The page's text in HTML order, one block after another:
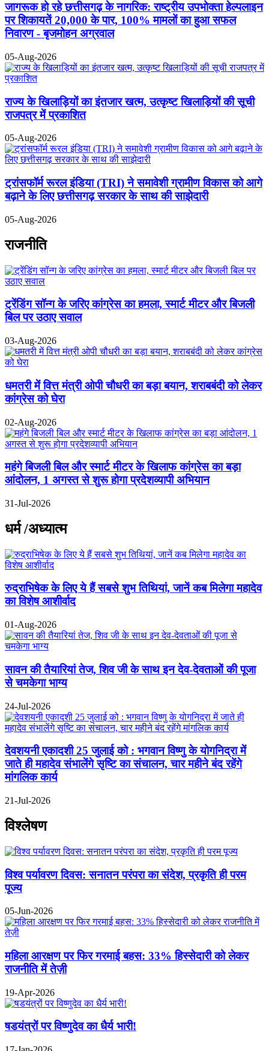
जागरूक हो रहे छत्तीसगढ़ के नागरिक: राष्ट्रीय उपभोक्ता हेल्पलाइन
पर शिकायतें 20,000 के पार, 100% मामलों का हुआ सफल
निवारण - बृजमोहन अग्रवाल
05-Aug-2026
राज्य के खिलाड़ियों का इंतजार खत्म, उत्कृष्ट खिलाड़ियों की सूची
राजपत्र में प्रकाशित
05-Aug-2026
ट्रांसफॉर्म रूरल इंडिया (TRI) ने समावेशी ग्रामीण विकास को आगे
बढ़ाने के लिए छत्तीसगढ़ सरकार के साथ की साझेदारी
05-Aug-2026
राजनीति
ट्रेंडिंग सॉन्ग के जरिए कांग्रेस का हमला, स्मार्ट मीटर और बिजली
बिल पर उठाए सवाल
03-Aug-2026
धमतरी में वित्त मंत्री ओपी चौधरी का बड़ा बयान, शराबबंदी को लेकर
कांग्रेस को घेरा
02-Aug-2026
महंगे बिजली बिल और स्मार्ट मीटर के खिलाफ कांग्रेस का बड़ा
आंदोलन, 1 अगस्त से शुरू होगा प्रदेशव्यापी अभियान
31-Jul-2026
धर्म /अध्यात्म
रुद्राभिषेक के लिए ये हैं सबसे शुभ तिथियां, जानें कब मिलेगा महादेव
का विशेष आशीर्वाद
01-Aug-2026
सावन की तैयारियां तेज, शिव जी के साथ इन देव-देवताओं की पूजा
से चमकेगा भाग्य
24-Jul-2026
देवशयनी एकादशी 25 जुलाई को : भगवान विष्णु के योगनिद्रा में
जाते ही महादेव संभालेंगे सृष्टि का संचालन, चार महीने बंद रहेंगे
मांगलिक कार्य
21-Jul-2026
विश्लेषण
विश्व पर्यावरण दिवस: सनातन परंपरा का संदेश, प्रकृति ही परम
पूज्य
05-Jun-2026
महिला आरक्षण पर फिर गरमाई बहस: 33% हिस्सेदारी को लेकर
राजनीति में तेज़ी
19-Apr-2026
षडयंत्रों पर विष्णुदेव का धैर्य भारी!